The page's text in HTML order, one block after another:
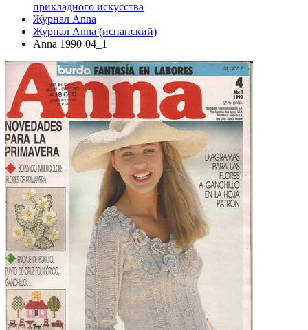
прикладного искусства
Журнал Anna
Журнал Anna (испанский)
Anna 1990-04_1